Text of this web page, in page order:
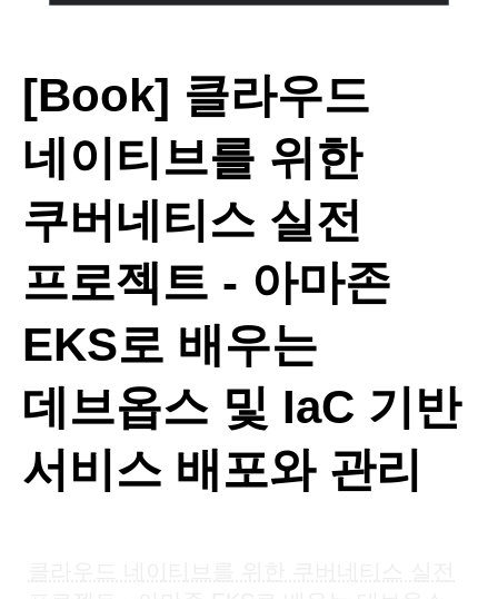
[Book] 클라우드
네이티브를 위한
쿠버네티스 실전
프로젝트 - 아마존
EKS로 배우는
데브옵스 및 IaC 기반
서비스 배포와 관리